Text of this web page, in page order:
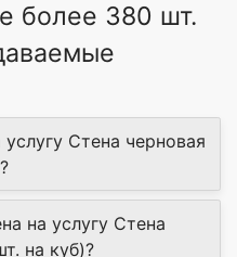
более 380 шт.
Стена черновая
на услугу Стена
на куб)?